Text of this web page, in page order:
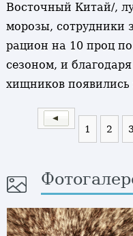
Восточный Китай/,
морозы, сотрудники
рацион на 10 проц
сезоном, и
хищников
1 2 3